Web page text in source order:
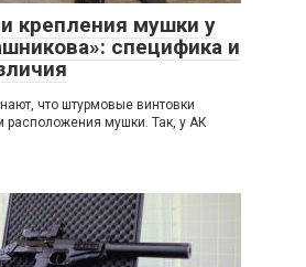
крепления мушки у
специфика и
что штурмовые винтовки
расположения мушки. Так, у АК